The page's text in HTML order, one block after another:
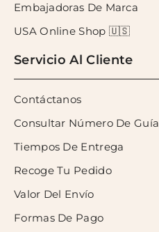
Embajadoras De Marca
USA Online Shop 🇺🇸
Servicio Al Cliente
Contáctanos
Consultar Número De Guía
Tiempos De Entrega
Recoge Tu Pedido
Valor Del Envío
Formas De Pago